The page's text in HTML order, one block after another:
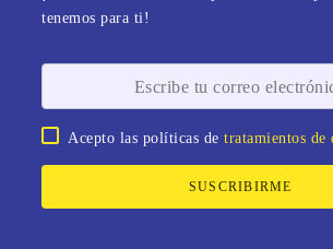
tenemos para ti!
Acepto las políticas detratamientos de
SUSCRIBIRME